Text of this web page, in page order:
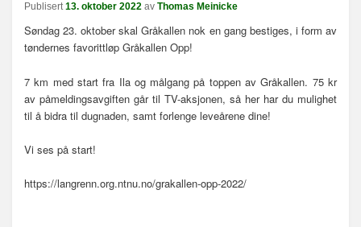
Publisert13. oktober 2022 av Thomas Meinicke
Søndag 23. oktober skal Gråkallen nok en gang bestiges, i form av
tøndernes favorittløp Gråkallen Opp!
7 km med start fra Ila og målgang på toppen av Gråkallen. 75 kr
av påmeldingsavgiften går til TV-aksjonen, så her har du mulighet
til å bidra til dugnaden, samt forlenge leveårene dine!
Vi ses på start!
https://langrenn.org.ntnu.no/grakallen-opp-2022/